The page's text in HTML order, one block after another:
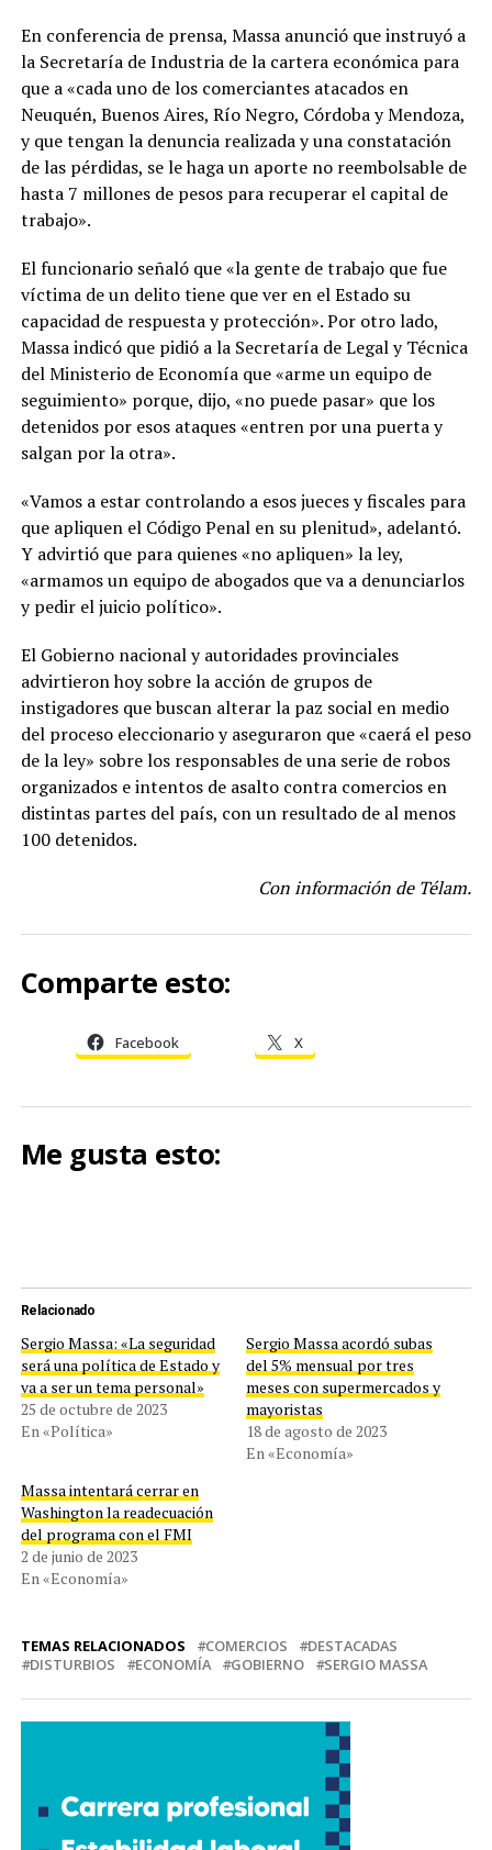
En conferencia de prensa, Massa anunció que instruyó a
la Secretaría de Industria de la cartera económica para
que a «cada uno de los comerciantes atacados en
Neuquén, Buenos Aires, Río Negro, Córdoba y Mendoza,
y que tengan la denuncia realizada y una constatación
de las pérdidas, se le haga un aporte no reembolsable de
hasta 7 millones de pesos para recuperar el capital de
trabajo».
El funcionario señaló que «la gente de trabajo que fue
víctima de un delito tiene que ver en el Estado su
capacidad de respuesta y protección». Por otro lado,
Massa indicó que pidió a la Secretaría de Legal y Técnica
del Ministerio de Economía que «arme un equipo de
seguimiento» porque, dijo, «no puede pasar» que los
detenidos por esos ataques «entren por una puerta y
salgan por la otra».
«Vamos a estar controlando a esos jueces y fiscales para
que apliquen el Código Penal en su plenitud», adelantó.
Y advirtió que para quienes «no apliquen» la ley,
«armamos un equipo de abogados que va a denunciarlos
y pedir el juicio político».
El Gobierno nacional y autoridades provinciales
advirtieron hoy sobre la acción de grupos de
instigadores que buscan alterar la paz social en medio
del proceso eleccionario y aseguraron que «caerá el peso
de la ley» sobre los responsables de una serie de robos
organizados e intentos de asalto contra comercios en
distintas partes del país, con un resultado de al menos
100 detenidos.
Con información de Télam.
Comparte esto:
Facebook X
Me gusta esto:
Relacionado
Sergio Massa: «La seguridad
será una política de Estado y
va a ser un tema personal»
25 de octubre de 2023
En «Política»
Sergio Massa acordó subas
del 5% mensual por tres
meses con supermercados y
mayoristas
18 de agosto de 2023
En «Economía»
Massa intentará cerrar en
Washington la readecuación
del programa con el FMI
2 de junio de 2023
En «Economía»
TEMAS RELACIONADOS COMERCIOS
DESTACADAS
DISTURBIOS
ECONOMÍA GOBIERNO SERGIO MASSA